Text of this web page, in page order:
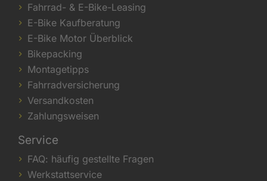
Fahrrad- & E-Bike-Leasing
E-Bike Kaufberatung
E-Bike Motor Überblick
Bikepacking
Montagetipps
Fahrradversicherung
Versandkosten
Zahlungsweisen
Service
FAQ: häufig gestellte Fragen
Werkstattservice